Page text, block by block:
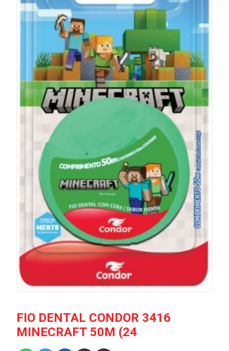
FIO DENTAL CONDOR 3416
MINECRAFT 50M (24